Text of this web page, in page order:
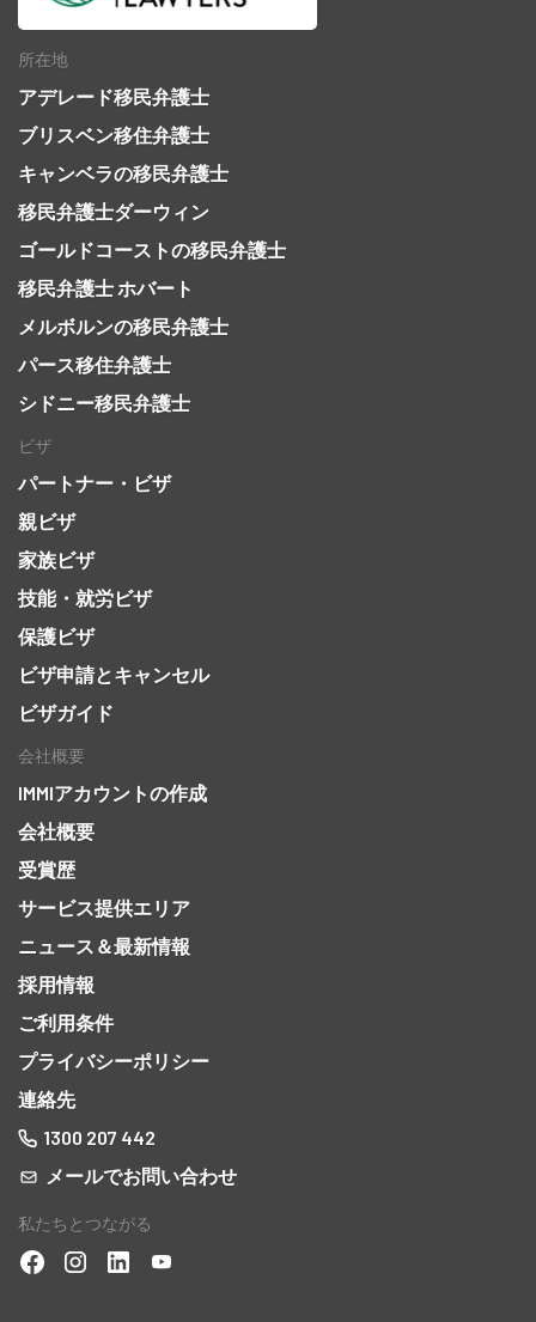
所在地
アデレード移民弁護士
ブリスベン移住弁護士
キャンベラの移民弁護士
移民弁護士ダーウィン
ゴールドコーストの移民弁護士
移民弁護士 ホバート
メルボルンの移民弁護士
パース移住弁護士
シドニー移民弁護士
ビザ
パートナー・ビザ
親ビザ
家族ビザ
技能・就労ビザ
保護ビザ
ビザ申請とキャンセル
ビザガイド
会社概要
IMMIアカウントの作成
会社概要
受賞歴
サービス提供エリア
ニュース＆最新情報
採用情報
ご利用条件
プライバシーポリシー
連絡先
1300 207 442
メールでお問い合わせ
私たちとつながる